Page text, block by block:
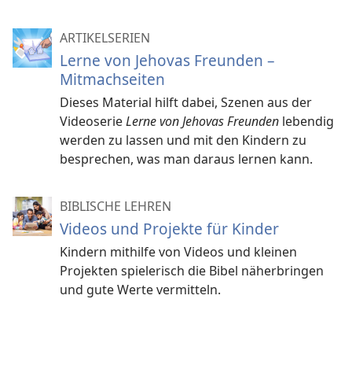
ARTIKELSERIEN
Lerne von Jehovas Freunden –
Mitmachseiten
Dieses Material hilft dabei, Szenen aus der
VideoserieLerne von Jehovas Freunden lebendig
werden zu lassen und mit den Kindern zu
besprechen, was man daraus lernen kann.
BIBLISCHE LEHREN
Videos und Projekte für Kinder
Kindern mithilfe von Videos und kleinen
Projekten spielerisch die Bibel näherbringen
und gute Werte vermitteln.